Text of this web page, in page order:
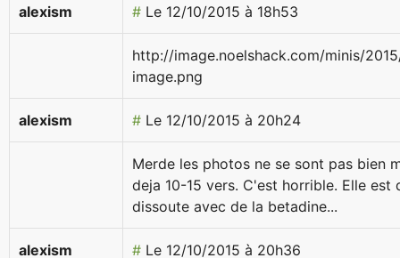
alexism # Le 12/10/2015 à 18h53
http://image.noelshack.com/minis/
image.png
alexism # Le 12/10/2015 à 20h24
Merde les photos ne se sont pas bien
deja 10-15 vers. C'est horrible. Elle est
dissoute avec de la betadine...
alexism # Le 12/10/2015 à 20h36